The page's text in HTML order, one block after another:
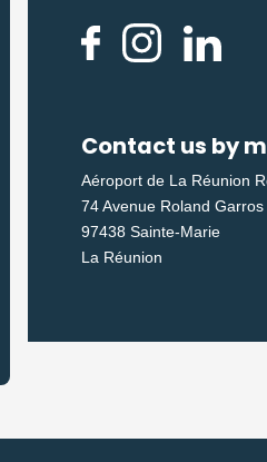
Contact us by
Aéroport de La Réunion
74 Avenue Roland Garros
97438 Sainte-Marie
La Réunion